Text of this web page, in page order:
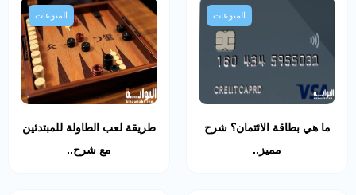
المنوعات
ما هي بطاقة الائتمان؟ شرح
مميز..
المنوعات
طريقة لعب الطاولة للمبتدئين
مع شرح..